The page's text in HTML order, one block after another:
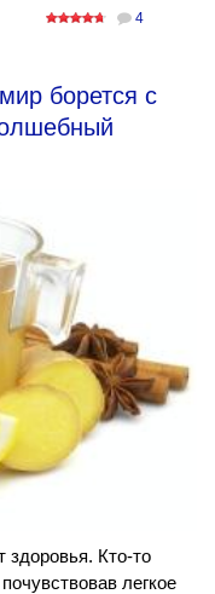
4
борется с
здоровья. Кто-то
легкое